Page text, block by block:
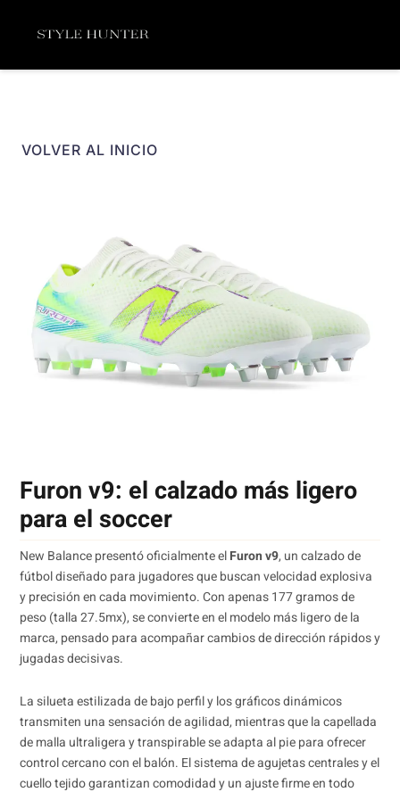
VOLVER AL INICIO
Furon v9: el calzado más ligero
para el soccer
New Balance presentó oficialmente elFuron v9, un calzado de
fútbol diseñado para jugadores que buscan velocidad explosiva
y precisión en cada movimiento. Con apenas 177 gramos de
peso (talla 27.5mx), se convierte en el modelo más ligero de la
marca, pensado para acompañar cambios de dirección rápidos y
jugadas decisivas.
La silueta estilizada de bajo perfil y los gráficos dinámicos
transmiten una sensación de agilidad, mientras que la capellada
de malla ultraligera y transpirable se adapta al pie para ofrecer
control cercano con el balón. El sistema de agujetas centrales y el
cuello tejido garantizan comodidad y un ajuste firme en todo